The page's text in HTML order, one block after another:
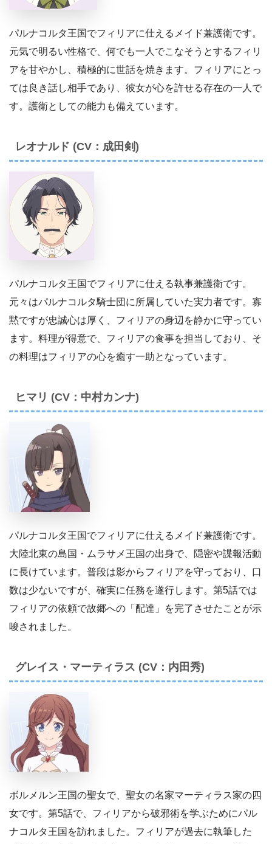
パルナコルタ王国でフィリアに仕えるメイド兼護衛です。
元気で明るい性格で、何でも一人でこなそうとするフィリ
アを甘やかし、積極的に世話を焼きます。フィリアにとっ
ては良き話し相手であり、彼女が心を許せる存在の一人で
す。護衛としての能力も備えています。
レオナルド (CV：成田剣)
パルナコルタ王国でフィリアに仕える執事兼護衛です。
元々はパルナコルタ騎士団に所属していた実力者です。寡
黙ですが忠誠心は厚く、フィリアの身辺を静かに守ってい
ます。料理が得意で、フィリアの食事を担当しており、そ
の料理はフィリアの心を癒す一助となっています。
ヒマリ (CV：中村カンナ)
パルナコルタ王国でフィリアに仕えるメイド兼護衛です。
大陸北東の島国・ムラサメ王国の出身で、隠密や諜報活動
に長けています。普段は影からフィリアを守っており、口
数は少ないですが、確実に任務を遂行します。第5話では
フィリアの依頼で故郷への「配達」を完了させたことが示
唆されました。
グレイス・マーティラス (CV：内田秀)
ボルメルン王国の聖女で、聖女の名家マーティラス家の四
女です。第5話で、フィリアから破邪術を学ぶためにパル
ナコルタ王国を訪れました。フィリアが過去に執筆した